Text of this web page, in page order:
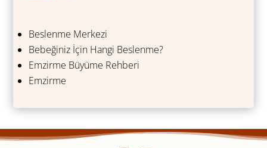
Beslenme Merkezi
Bebeğiniz İçin Hangi Beslenme?
Emzirme Büyüme Rehberi
Emzirme